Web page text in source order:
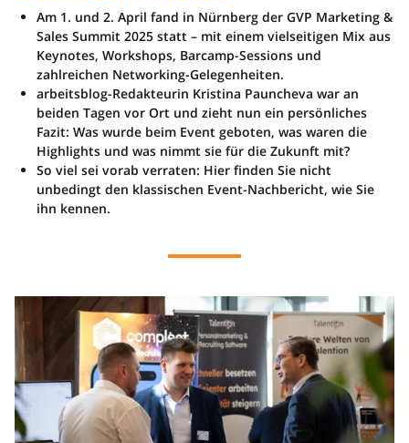
Am 1. und 2. April fand in Nürnberg der GVP Marketing &
Sales Summit 2025 statt – mit einem vielseitigen Mix aus
Keynotes, Workshops, Barcamp-Sessions und
zahlreichen Networking-Gelegenheiten.
arbeitsblog-Redakteurin Kristina Pauncheva war an
beiden Tagen vor Ort und zieht nun ein persönliches
Fazit: Was wurde beim Event geboten, was waren die
Highlights und was nimmt sie für die Zukunft mit?
So viel sei vorab verraten: Hier finden Sie nicht
unbedingt den klassischen Event-Nachbericht, wie Sie
ihn kennen.